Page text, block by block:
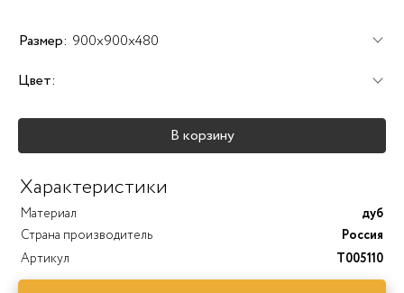
Размер: 900x900x480
Цвет:
В корзину
Характеристики
Материал
дуб
Страна производитель
Россия
Артикул
T005110